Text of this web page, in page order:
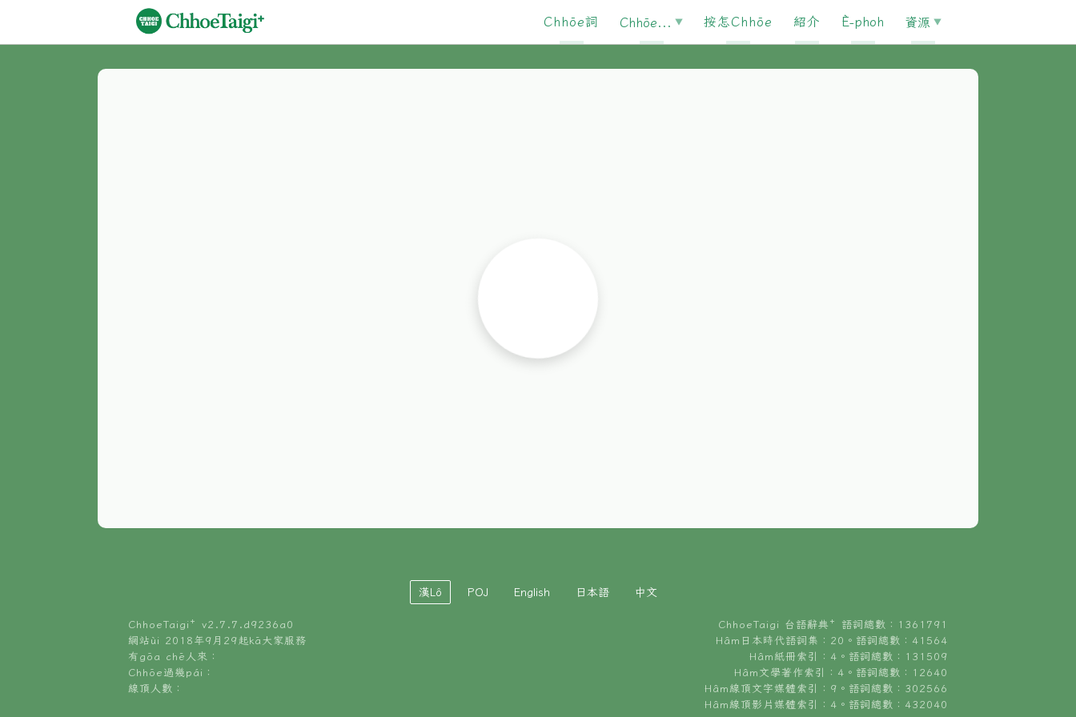
Chhōe詞 Chhōe... 按怎Chhōe 紹介 È-phoh 資源
漢Lô POJ English 日本語 中文
ChhoeTaigi⁺ v2.7.7.d9236a0
網站ùi 2018年9月29起kā大家服務
有gōa chē人來：
Chhōe過幾pái：
線頂人數：
ChhoeTaigi 台語辭典⁺ 語詞總數：1361791
Hâm日本時代語詞集：20。語詞總數：41564
Hâm紙冊索引：4。語詞總數：131509
Hâm文學著作索引：4。語詞總數：12640
Hâm線頂文字媒體索引：9。語詞總數：302566
Hâm線頂影片媒體索引：4。語詞總數：432040